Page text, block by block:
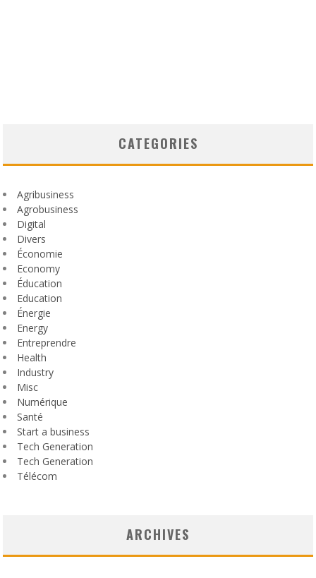
CATEGORIES
Agribusiness
Agrobusiness
Digital
Divers
Économie
Economy
Éducation
Education
Énergie
Energy
Entreprendre
Health
Industry
Misc
Numérique
Santé
Start a business
Tech Generation
Tech Generation
Télécom
ARCHIVES